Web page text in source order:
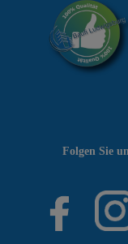
Folgen Sie